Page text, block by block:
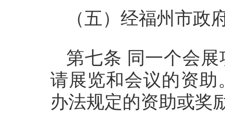
（五）经福州市政
第七条 同一个会
请展览和会议的资
办法规定的资助或奖